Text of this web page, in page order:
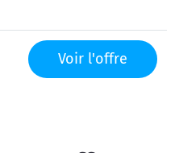
Voir l'offre